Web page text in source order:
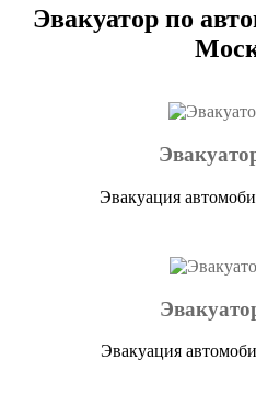
Эвакуатор по
Эвакуация
Эвакуация